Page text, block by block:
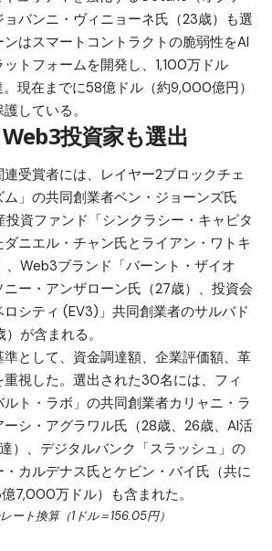
バンニ・ヴィニョーネ氏（23歳）も選
はスマートコントラクトの脆弱性をAI
トフォームを開発し、1,100万ドル
。現在までに58億ドル（約9,000億円）
している。
投資家も選出
受賞者には、レイヤー2ブロックチェ
」の共同創業者ベン・ジョーンズ氏
投資ファンド「シンクラシー・キャピタ
ニエル・チャン氏とライアン・ワトキ
、Web3ブランド「バーント・ザイオ
ー・アンザローン氏（27歳）、投資会
シティ (EV3)」共同創業者のサルバド
が含まれる。
として、資金調達額、企業評価額、革
視した。選出された30名には、フィ
ト・ラボ」の共同創業者カリャニ・ラ
シ・アグラワル氏（28歳、26歳、AI活
）、デジタルバンク「スラッシュ」の
カルデナス氏とケビン・バイ氏（共に
7,000万ドル）も含まれた。
ート換算（1ドル＝156.05円）